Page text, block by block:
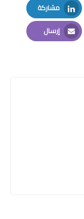
مشاركة
LinkedIn
إرسال
Email